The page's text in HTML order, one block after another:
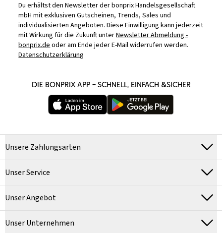
Du erhältst den Newsletter der bonprix Handelsgesellschaft
mbH mit exklusiven Gutscheinen, Trends, Sales und
individualisierten Angeboten. Diese Einwilligung kann jederzeit
mit Wirkung für die Zukunft unterNewsletter Abmeldung -
bonprix.deoder am Ende jeder E-Mail widerrufen werden.
Datenschutzerklärung
DIE BONPRIX APP – SCHNELL, EINFACH &SICHER
Unsere Zahlungsarten
Unser Service
Unser Angebot
Unser Unternehmen